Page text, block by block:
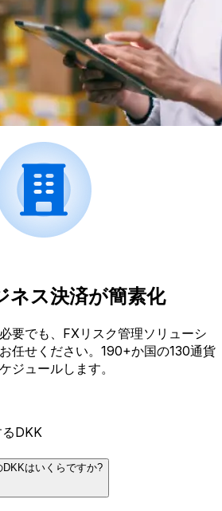
ネス決済が簡素化
要でも、FXリスク管理ソリューシ
任せください。190+か国の130通貨
ジュールします。
DKK
はいくらですか?